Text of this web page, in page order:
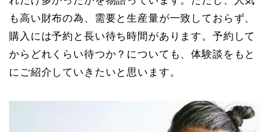
も高い財布の為、需要と生産量が一致しておらず、
購入には予約と長い待ち時間があります。予約して
からどれくらい待つか？についても、体験談をもと
にご紹介していきたいと思います。